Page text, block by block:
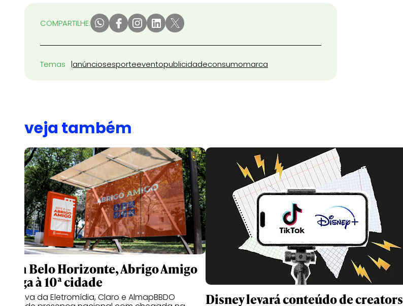
COMPARTILHE:
Temas anúnciosesporteeventopublicidadeconsumomarca
veja também
Com Belo Horizonte, Abrigo Amigo
chega à 10ª cidade
Iniciativa da Eletromídia, Claro e AlmapBBDO Disney levará conteúdo de creators